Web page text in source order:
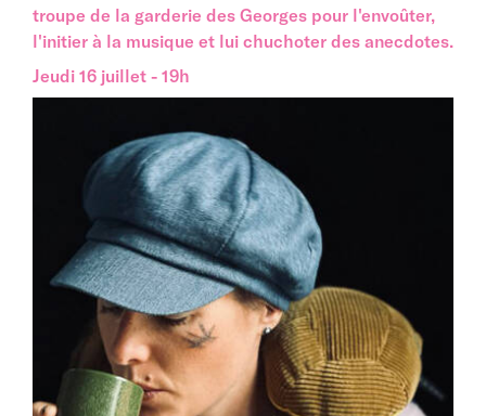
troupe de la garderie des Georges pour l'envoûter,
l'initier à la musique et lui chuchoter des anecdotes.
Jeudi 16 juillet - 19h